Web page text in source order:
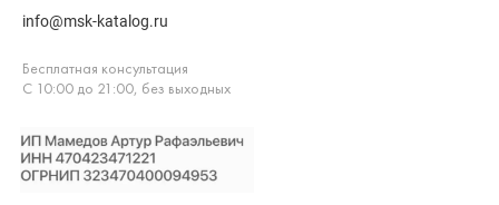
info@msk-katalog.ru
Бесплатная консультация
С 10:00 до 21:00, без выходных